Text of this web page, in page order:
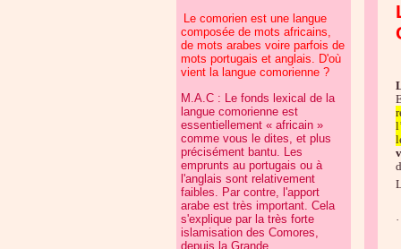
Le comorien est une langue
composée de mots africains,
de mots arabes voire parfois de
mots portugais et anglais. D'où
vient la langue comorienne ?
M.A.C : Le fonds lexical de la
langue comorienne est
essentiellement « africain »
comme vous le dites, et plus
précisément bantu. Les
emprunts au portugais ou à
l'anglais sont relativement
faibles. Par contre, l'apport
arabe est très important. Cela
s'explique par la très forte
islamisation des Comores,
depuis la Grande
·